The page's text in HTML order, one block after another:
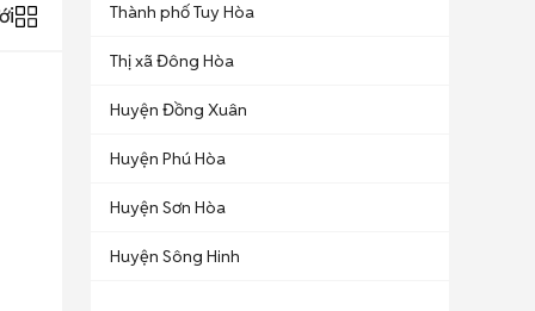
Thành phố Tuy Hòa
Thị xã Đông Hòa
Huyện Đồng Xuân
Huyện Phú Hòa
Huyện Sơn Hòa
Huyện Sông Hinh